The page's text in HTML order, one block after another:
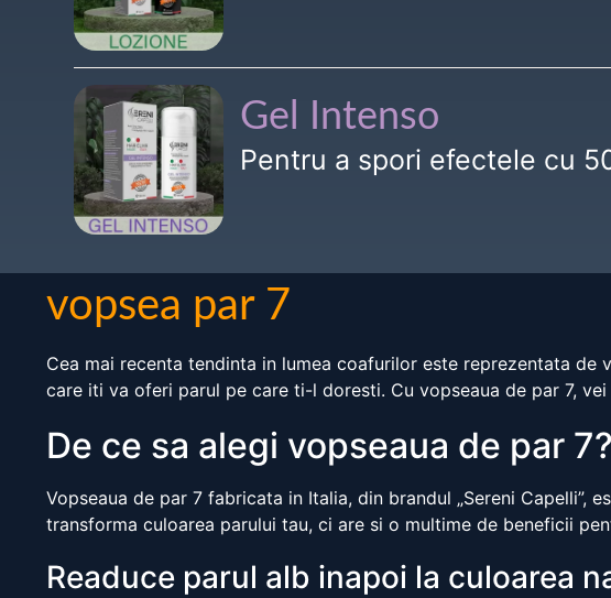
Gel Intenso
Pentru a spori efectele cu
vopsea par 7
Cea mai recenta tendinta in lumea coafurilor este reprezentata
care iti va oferi parul pe care ti-l doresti. Cu vopseaua de par 7,
De ce sa alegi vopseaua de par 7?
Vopseaua de par 7 fabricata in Italia, din brandul „Sereni
transforma culoarea parului tau, ci are si o multime de beneficii
Readuce parul alb inapoi la culoarea